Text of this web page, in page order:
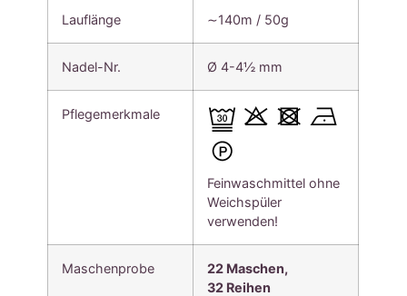
Lauflänge ∼140m / 50g
Nadel-Nr. Ø 4-4½ mm
Pflegemerkmale
Feinwaschmittel ohne
Weichspüler
verwenden!
Maschenprobe
22 Maschen,
32 Reihen